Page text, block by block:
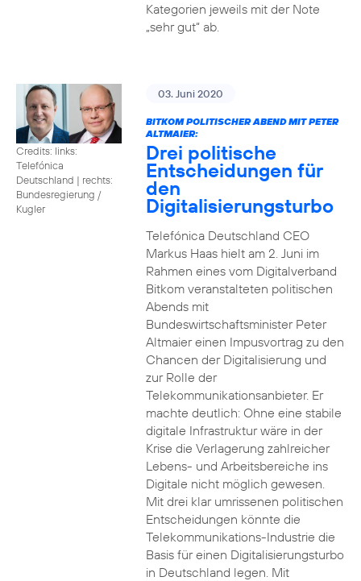
Kategorien jeweils mit der Note
„sehr gut“ ab.
Credits: links:
Telefónica
Deutschland | rechts:
Bundesregierung /
Kugler
03. Juni 2020
BITKOM POLITISCHER ABEND MIT PETER
ALTMAIER:
Drei politische
Entscheidungen für
den
Digitalisierungsturbo
Telefónica Deutschland CEO
Markus Haas hielt am 2. Juni im
Rahmen eines vom Digitalverband
Bitkom veranstalteten politischen
Abends mit
Bundeswirtschaftsminister Peter
Altmaier einen Impusvortrag zu den
Chancen der Digitalisierung und
zur Rolle der
Telekommunikationsanbieter. Er
machte deutlich: Ohne eine stabile
digitale Infrastruktur wäre in der
Krise die Verlagerung zahlreicher
Lebens- und Arbeitsbereiche ins
Digitale nicht möglich gewesen.
Mit drei klar umrissenen politischen
Entscheidungen könnte die
Telekommunikations-Industrie die
Basis für einen Digitalisierungsturbo
in Deutschland legen. Mit